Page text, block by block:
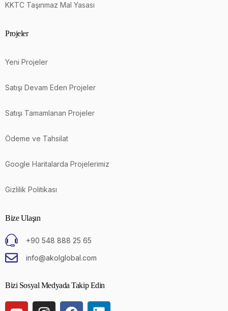
KKTC Taşınmaz Mal Yasası
Projeler
Yeni Projeler
Satışı Devam Eden Projeler
Satışı Tamamlanan Projeler
Ödeme ve Tahsilat
Google Haritalarda Projelerimiz
Gizlilik Politikası
Bize Ulaşın
+90 548 888 25 65
info@akolglobal.com
Bizi Sosyal Medyada Takip Edin